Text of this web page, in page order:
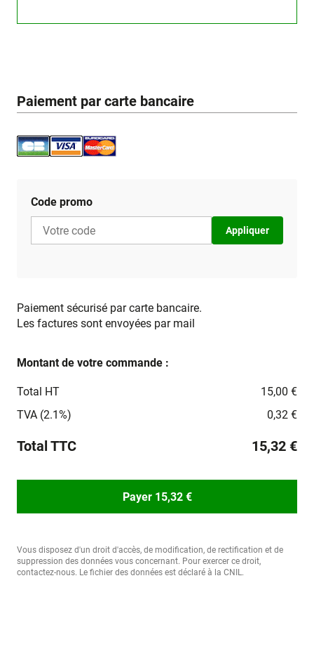
Paiement par carte bancaire
Code promo
Appliquer
Paiement sécurisé par carte bancaire.
Les factures sont envoyées par mail
Montant de votre commande :
Total HT
15,00 €
TVA (2.1%)
0,32 €
Total TTC 15,32 €
Payer 15,32 €
Vous disposez d'un droit d'accès, de modification, de rectification et de
suppression des données vous concernant. Pour exercer ce droit,
contactez-nous. Le fichier des données est déclaré à la CNIL.